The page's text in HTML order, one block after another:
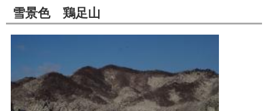
雪景色 鶏足山